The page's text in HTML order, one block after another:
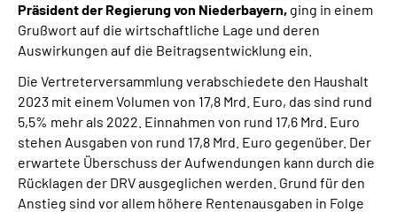
Mein Kundenportal
Präsident der Regierung von Niederbayern, ging in einem
Grußwort auf die wirtschaftliche Lage und deren
Auswirkungen auf die Beitragsentwicklung ein.
Die Vertreterversammlung verabschiedete den Haushalt
2023 mit einem Volumen von 17,8 Mrd. Euro, das sind rund
5,5% mehr als 2022. Einnahmen von rund 17,6 Mrd. Euro
stehen Ausgaben von rund 17,8 Mrd. Euro gegenüber. Der
erwartete Überschuss der Aufwendungen kann durch die
Rücklagen der DRV ausgeglichen werden. Grund für den
Anstieg sind vor allem höhere Rentenausgaben in Folge